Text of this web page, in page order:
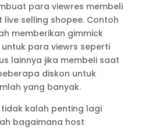
para viewres membeli
selling shopee. Contoh
memberikan gimmick
para viewrs seperti
lainnya jika membeli saat
diskon untuk
yang banyak.
tidak kalah penting lagi
bagaimana host